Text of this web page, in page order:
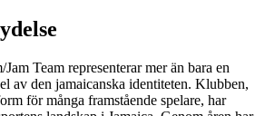
Team representerar mer än bara en
av den jamaicanska identiteten. Klubben,
för många framstående spelare, har